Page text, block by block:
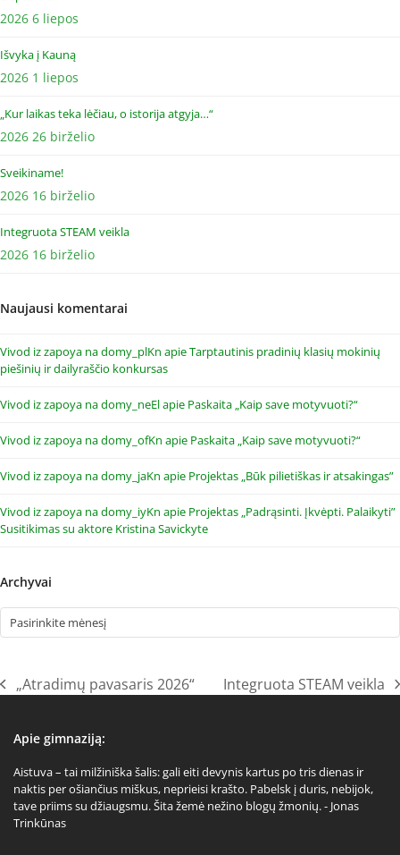
2026 6 liepos
Išvyka į Kauną
2026 1 liepos
„Kur laikas teka lėčiau, o istorija atgyja…“
2026 26 birželio
Sveikiname!
2026 16 birželio
Integruota STEAM veikla
2026 16 birželio
Naujausi komentarai
Vivod iz zapoya na domy_plKn apieTarptautinis pradinių klasių mokinių
piešinių ir dailyraščio konkursas
Vivod iz zapoya na domy_neElapie Paskaita „Kaip save motyvuoti?“
Vivod iz zapoya na domy_ofKn apie Paskaita „Kaip save motyvuoti?“
Vivod iz zapoya na domy_jaKn apie Projektas „Būk pilietiškas ir atsakingas”
Vivod iz zapoya na domy_iyKn apie Projektas „Padrąsinti. Įkvėpti. Palaikyti”
Susitikimas su aktore Kristina Savickyte
Archyvai
Archyvai
previous
„Atradimų pavasaris 2026“
next
Integruota STEAM veikla
Apie gimnaziją:
Aistuva – tai milžiniška šalis: gali eiti devynis kartus po tris dienas ir
naktis per ošiančius miškus, neprieisi krašto. Pabelsk į duris, nebijok,
tave priims su džiaugsmu. Šita žemė nežino blogų žmonių. - Jonas
Trinkūnas